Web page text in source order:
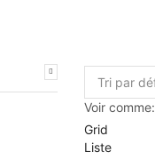
Voir comme:
Grid
Liste